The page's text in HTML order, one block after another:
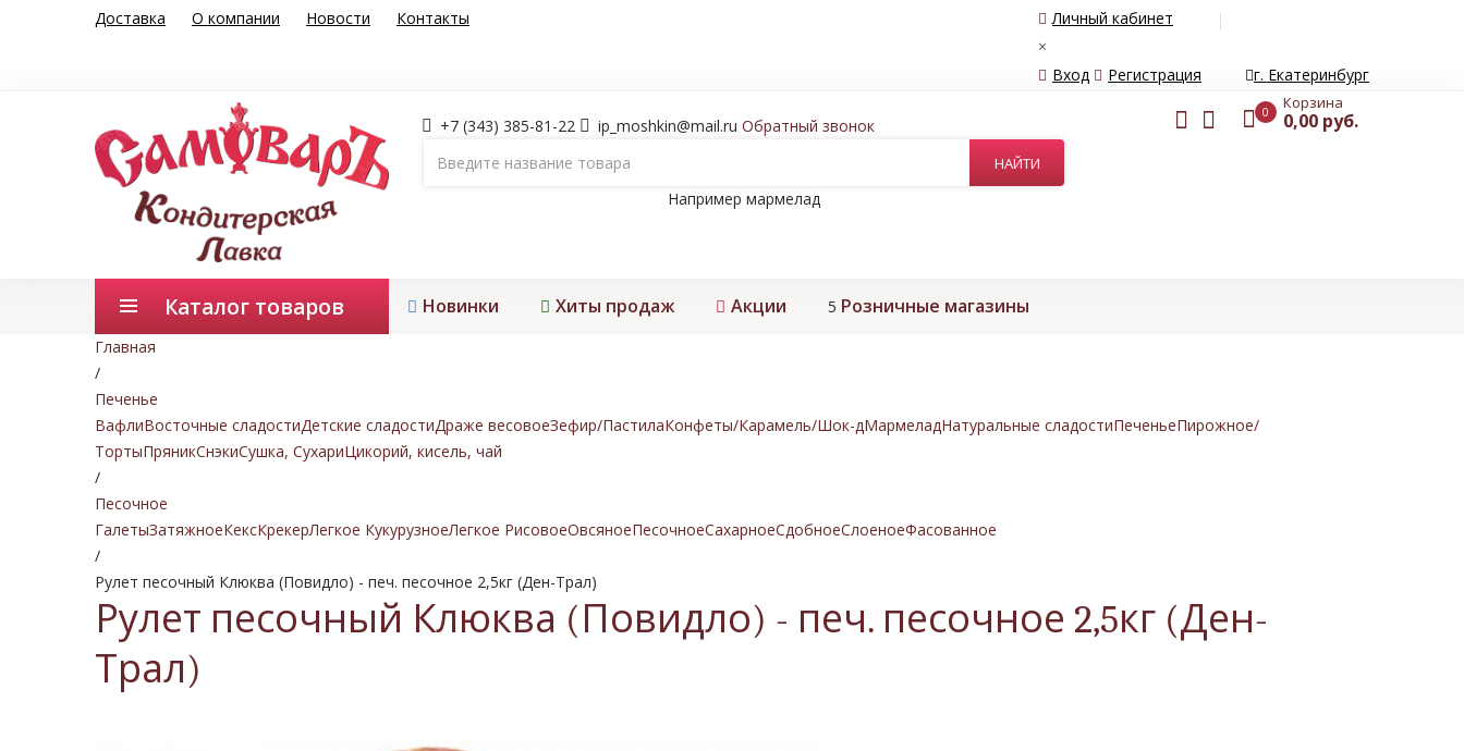
Доставка О компании Новости Контакты
Личный кабинет
×
Вход
Регистрация г. Екатеринбург
+7 (343) 385-81-22 ip_moshkin@mail.ru Обратный звонок
Например мармелад
0 Корзина
0,00 руб.
Каталог товаров Новинки Хиты продаж Акции 5 Розничные магазины
Главная
/
Печенье
ВафлиВосточные сладостиДетские сладостиДраже весовоеЗефир/ПастилаКонфеты/Карамель/Шок-дМармеладНатуральные сладостиПеченьеПирожное/
ТортыПряникСнэкиСушка, СухариЦикорий, кисель, чай
/
Песочное
ГалетыЗатяжноеКексКрекерЛегкое КукурузноеЛегкое РисовоеОвсяноеПесочноеСахарноеСдобноеСлоеноеФасованное
/
Рулет песочный Клюква (Повидло) - печ. песочное 2,5кг (Ден-Трал)
Рулет песочный Клюква (Повидло) - печ. песочное 2,5кг (Ден-
Трал)